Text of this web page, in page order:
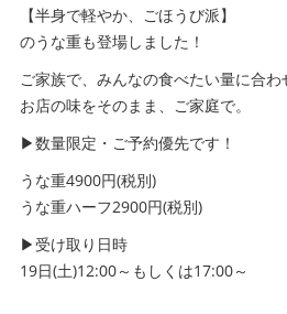
【半身で軽やか、ごほうび派】
のうな重も登場しました！
ご家族で、みんなの食べたい量に合わ
お店の味をそのまま、ご家庭で。
▶数量限定・ご予約優先です！
うな重4900円(税別)
うな重ハーフ2900円(税別)
▶受け取り日時
19日(土)12:00～もしくは17:00～